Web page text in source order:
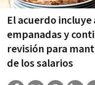
El acuerdo
empanadas y
revisión para
de los salarios